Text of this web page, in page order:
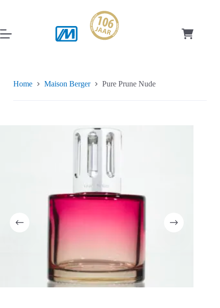
inhoud
Home Maison Berger Pure Prune Nude